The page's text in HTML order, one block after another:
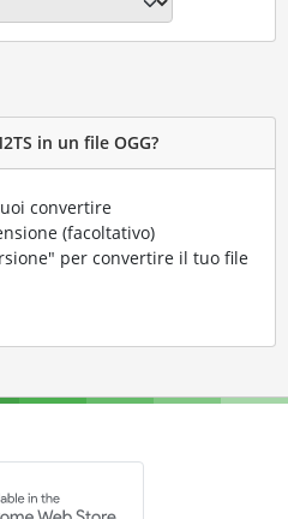
in un file OGG?
convertire
(facoltativo)
per convertire il tuo file